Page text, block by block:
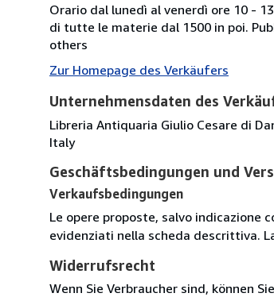
Orario dal lunedì al venerdì ore 10 -
di tutte le materie dal 1500 in poi.
others
Zur Homepage des Verkäufers
Unternehmensdaten des
Libreria Antiquaria Giulio Cesare di
Italy
Geschäftsbedingungen und
Verkaufsbedingungen
Le opere proposte, salvo indicazione
evidenziati nella scheda descrittiva.
Widerrufsrecht
Wenn Sie Verbraucher sind, können